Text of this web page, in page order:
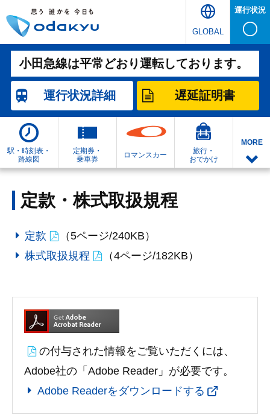
GLOBAL
運行状況
小田急線は平常どおり運転しております。
運行状況詳細 遅延証明書
駅・時刻表・
路線図
定期券・
乗車券
ロマンスカー
旅行・
おでかけ
MORE
定款・株式取扱規程
定款
（5ページ/240KB）
株式取扱規程
（4ページ/182KB）
の付与された情報をご覧いただくには、
Adobe社の「Adobe Reader」が必要です。
Adobe Readerをダウンロードする